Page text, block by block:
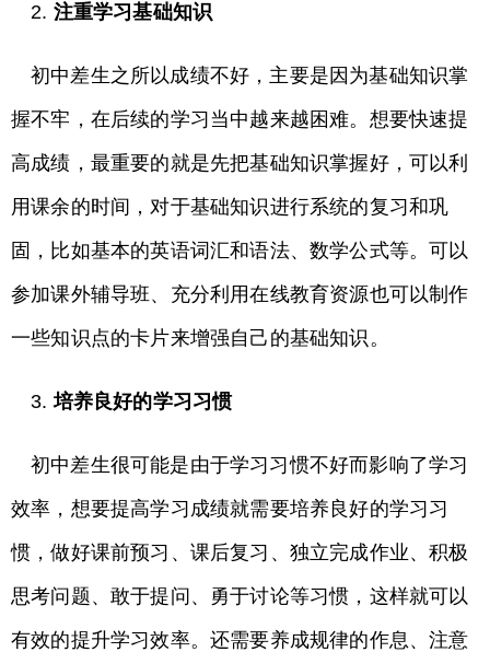
2. 注重学习基础知识
初中差生之所以成绩不好，主要是因为基础知识掌
握不牢，在后续的学习当中越来越困难。想要快速提
高成绩，最重要的就是先把基础知识掌握好，可以利
用课余的时间，对于基础知识进行系统的复习和巩
固，比如基本的英语词汇和语法、数学公式等。可以
参加课外辅导班、充分利用在线教育资源也可以制作
一些知识点的卡片来增强自己的基础知识。
3.培养良好的学习习惯
初中差生很可能是由于学习习惯不好而影响了学习
效率，想要提高学习成绩就需要培养良好的学习习
惯，做好课前预习、课后复习、独立完成作业、积极
思考问题、敢于提问、勇于讨论等习惯，这样就可以
有效的提升学习效率。还需要养成规律的作息、注意